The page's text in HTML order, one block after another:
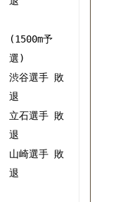
(1500m予
選)
渋谷選手 敗
退
立石選手 敗
退
山崎選手 敗
退